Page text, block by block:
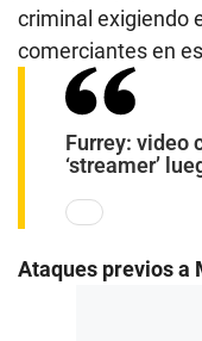
criminal exigiendo
comerciantes en
Furrey: video
‘streamer’
Ataques previos a